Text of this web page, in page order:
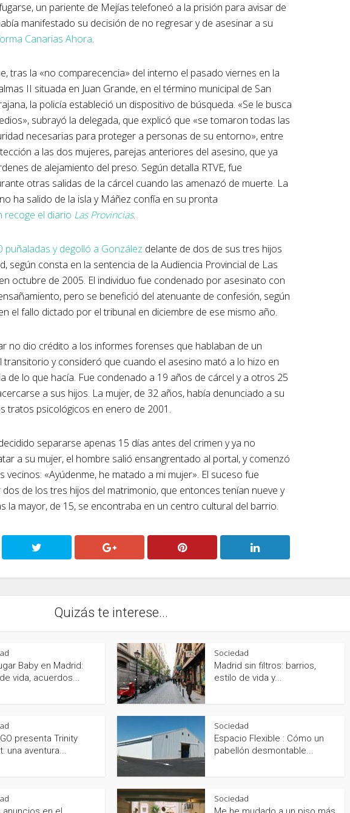
un pariente de Mejías telefoneó a la prisión para avisar de
manifestado su decisión de no regresar y de asesinar a su
Canarias Ahora.
tras la «no comparecencia» del interno el pasado viernes en la
II situada en Juan Grande, en el término municipal de San
la policía estableció un dispositivo de búsqueda. «Se le busca
subrayó la delegada, que explicó que «se tomaron todas las
necesarias para proteger a personas de su entorno», entre
a las dos mujeres, parejas anteriores del asesino, que ya
de alejamiento del preso. Según detalla RTVE, fue
otras salidas de la cárcel cuando las amenazó de muerte. La
ha salido de la isla y Máñez confía en su pronta
recoge el diario Las Provincias.
puñaladas y degolló a González delante de dos de sus tres hijos
según consta en la sentencia de la Audiencia Provincial de Las
octubre de 2005. El individuo fue condenado por asesinato con
pero se benefició del atenuante de confesión, según
el fallo dictado por el tribunal en diciembre de ese mismo año.
no dio crédito a los informes forenses que hablaban de un
y consideró que cuando el asesino mató a lo hizo en
de lo que hacía. Fue condenado a 19 años de cárcel y a otros 25
a sus hijos. La mujer, de 32 años, había denunciado a su
tratos psicológicos en enero de 2001.
separarse apenas 15 días antes del crimen y ya no
a su mujer, el hombre salió ensangrentado al portal, y comenzó
vecinos: «Ayúdenme, he matado a mi mujer». El suceso fue
de los tres hijos del matrimonio, que entonces tenían nueve y
la mayor, de 15, se encontraba en un centro cultural del barrio.
Quizás te interese...
Baby en Madrid:
vida, acuerdos...
Sociedad
Madrid sin filtros: barrios,
estilo de vida y...
GO presenta Trinity
una aventura...
Sociedad
Espacio Flexible : Cómo un
pabellón desmontable...
Sociedad